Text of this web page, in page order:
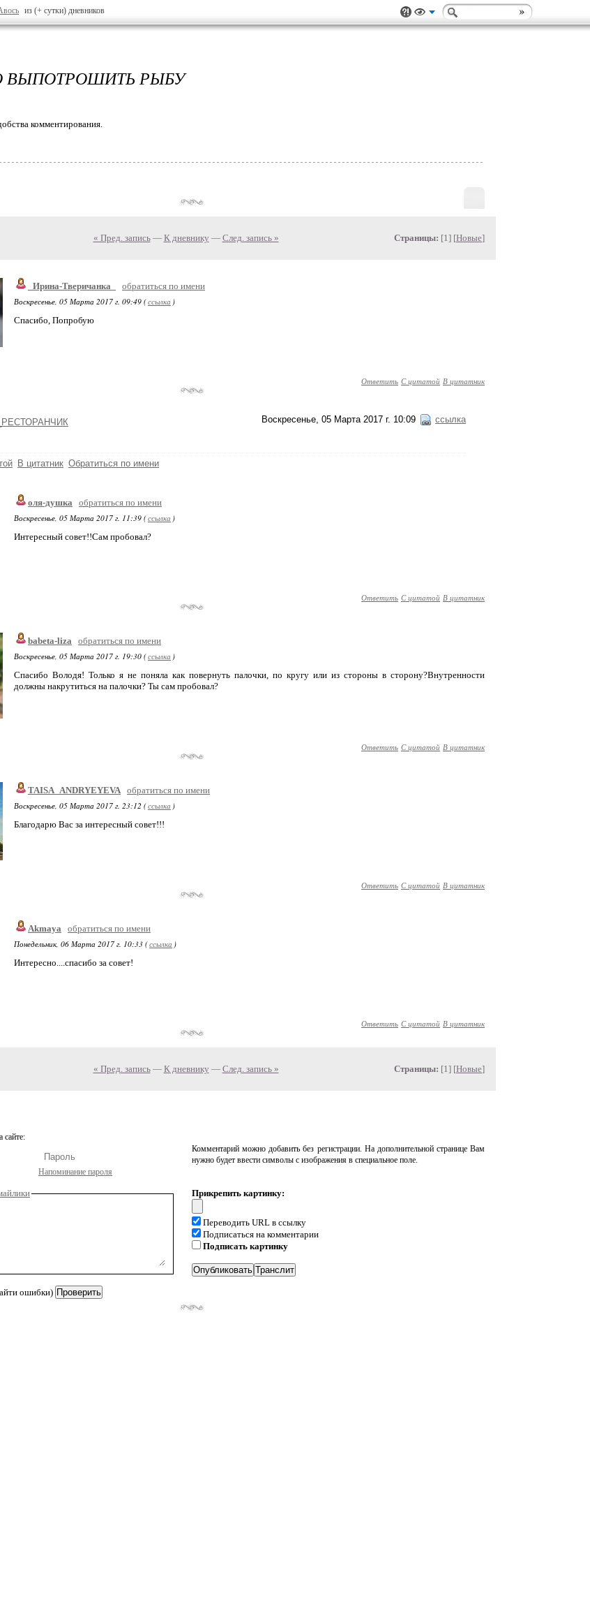
из (+ сутки) дневников
ВЫПОТРОШИТЬ РЫБУ
комментирования.
« Пред. запись— К дневнику — След. запись » Страницы: [1] [Новые]
_Ирина-Тверичанка_
обратиться по имени
Воскресенье, 05 Марта 2017 г. 09:49 (ссылка )
Спасибо, Попробую
Ответить С цитатой В цитатник
Воскресенье, 05 Марта 2017 г. 10:09 ссылка
В цитатник Обратиться по имени
оля-душка
обратиться по имени
Воскресенье, 05 Марта 2017 г. 11:39 (ссылка )
Интересный совет!!Сам пробовал?
Ответить С цитатой В цитатник
babeta-liza
обратиться по имени
Воскресенье, 05 Марта 2017 г. 19:30 (ссылка )
Спасибо Володя! Только я не поняла как повернуть палочки, по кругу или из стороны в сторону?Внутренности
должны накрутиться на палочки? Ты сам пробовал?
Ответить С цитатой В цитатник
TAISA_ANDRYEYEVA обратиться по имени
Воскресенье, 05 Марта 2017 г. 23:12 (ссылка )
Благодарю Вас за интересный совет!!!
Ответить С цитатой В цитатник
Akmaya
обратиться по имени
Понедельник, 06 Марта 2017 г. 10:33 (ссылка )
Интересно....спасибо за совет!
Ответить С цитатой В цитатник
« Пред. запись— К дневнику — След. запись » Страницы: [1] [Новые]
сайте:
Напоминание пароля
Комментарий можно добавить без регистрации. На дополнительной странице Вам
нужно будет ввести символы с изображения в специальное поле.
ошибки)
Прикрепить картинку:
Переводить URL в ссылку
Подписаться на комментарии
Подписать картинку